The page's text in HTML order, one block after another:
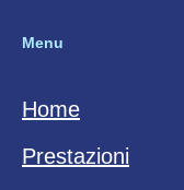
Menu
Home
Prestazioni